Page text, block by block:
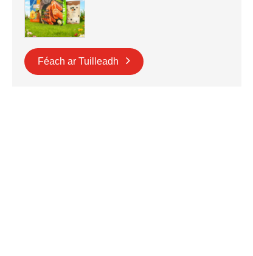
Féach ar Tuilleadh